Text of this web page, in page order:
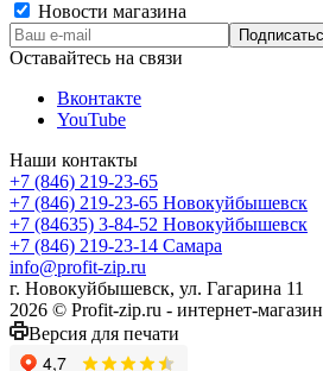
Новости магазина
Оставайтесь на связи
Вконтакте
YouTube
Наши контакты
+7 (846) 219-23-65
+7 (846) 219-23-65 Новокуйбышевск
+7 (84635) 3-84-52 Новокуйбышевск
+7 (846) 219-23-14 Самара
info@profit-zip.ru
г. Новокуйбышевск, ул. Гагарина 11
2026 © Profit-zip.ru - интернет-магазин
Версия для печати